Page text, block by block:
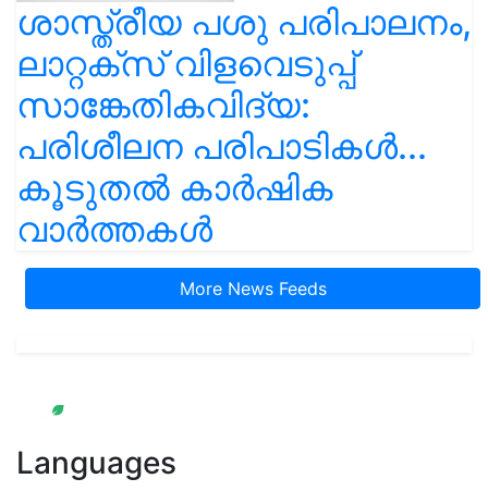
ശാസ്ത്രീയ പശു പരിപാലനം,
ലാറ്റക്സ് വിളവെടുപ്പ്
സാങ്കേതികവിദ്യ:
പരിശീലന പരിപാടികൾ...
കൂടുതൽ കാർഷിക
വാർത്തകൾ
More News Feeds
Languages